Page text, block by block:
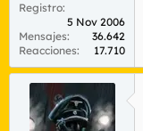
Registro
5 Nov 2006
Mensajes
36.642
Reacciones
17.710